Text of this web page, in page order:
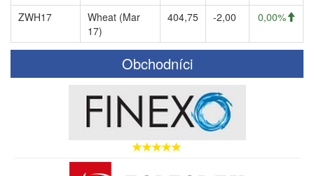
ZWH17
Wheat (Mar
17)
404,75 -2,00 0,00%
Obchodníci